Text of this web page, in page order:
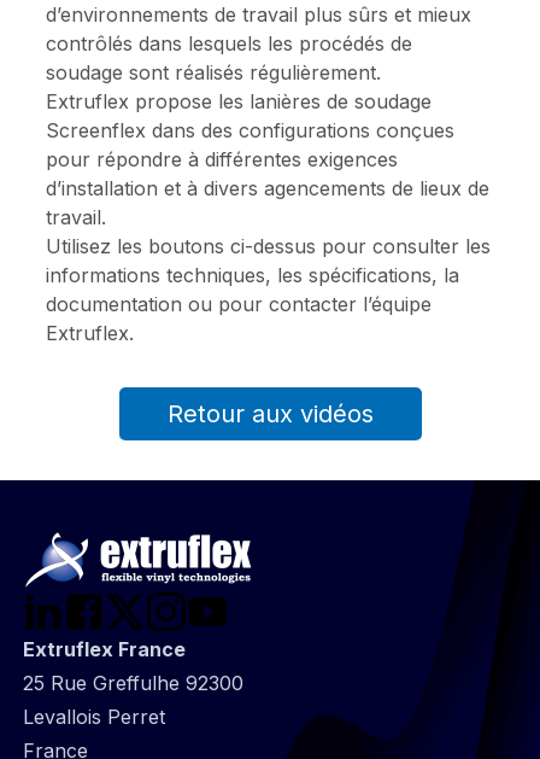
d’environnements de travail plus sûrs et mieux
contrôlés dans lesquels les procédés de
soudage sont réalisés régulièrement.
Extruflex propose les lanières de soudage
Screenflex dans des configurations conçues
pour répondre à différentes exigences
d’installation et à divers agencements de lieux de
travail.
Utilisez les boutons ci-dessus pour consulter les
informations techniques, les spécifications, la
documentation ou pour contacter l’équipe
Extruflex.
Retour aux vidéos
Extruflex France
25 Rue Greffulhe 92300
Levallois Perret
France